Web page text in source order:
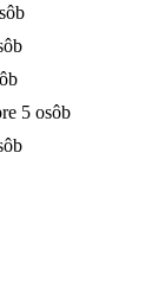
5 osôb